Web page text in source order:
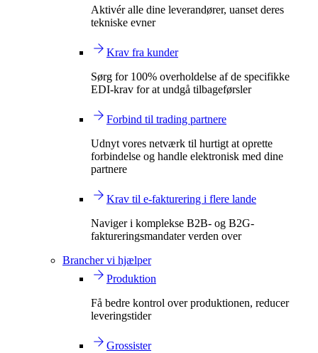
Aktivér alle dine leverandører, uanset deres
tekniske evner
Krav fra kunder
Sørg for 100% overholdelse af de specifikke
EDI-krav for at undgå tilbageførsler
Forbind til trading partnere
Udnyt vores netværk til hurtigt at oprette
forbindelse og handle elektronisk med dine
partnere
Krav til e-fakturering i flere lande
Naviger i komplekse B2B- og B2G-
faktureringsmandater verden over
Brancher vi hjælper
Produktion
Få bedre kontrol over produktionen, reducer
leveringstider
Grossister